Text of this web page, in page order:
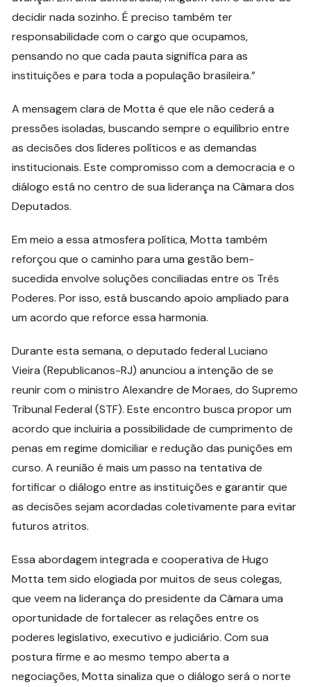
decidir nada sozinho. É preciso também ter
responsabilidade com o cargo que ocupamos,
pensando no que cada pauta significa para as
instituições e para toda a população brasileira.”
A mensagem clara de Motta é que ele não cederá a
pressões isoladas, buscando sempre o equilíbrio entre
as decisões dos líderes políticos e as demandas
institucionais. Este compromisso com a democracia e o
diálogo está no centro de sua liderança na Câmara dos
Deputados.
Em meio a essa atmosfera política, Motta também
reforçou que o caminho para uma gestão bem-
sucedida envolve soluções conciliadas entre os Três
Poderes. Por isso, está buscando apoio ampliado para
um acordo que reforce essa harmonia.
Durante esta semana, o deputado federal Luciano
Vieira (Republicanos-RJ) anunciou a intenção de se
reunir com o ministro Alexandre de Moraes, do Supremo
Tribunal Federal (STF). Este encontro busca propor um
acordo que incluiria a possibilidade de cumprimento de
penas em regime domiciliar e redução das punições em
curso. A reunião é mais um passo na tentativa de
fortificar o diálogo entre as instituições e garantir que
as decisões sejam acordadas coletivamente para evitar
futuros atritos.
Essa abordagem integrada e cooperativa de Hugo
Motta tem sido elogiada por muitos de seus colegas,
que veem na liderança do presidente da Câmara uma
oportunidade de fortalecer as relações entre os
poderes legislativo, executivo e judiciário. Com sua
postura firme e ao mesmo tempo aberta a
negociações, Motta sinaliza que o diálogo será o norte